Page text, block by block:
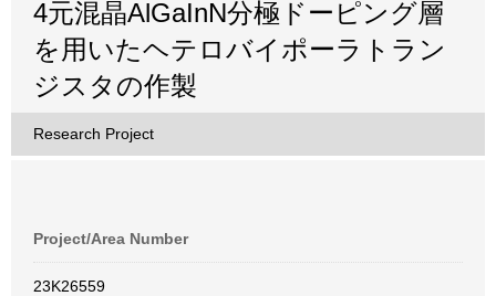
4元混晶AlGaInN分極ドーピング層
を用いたヘテロバイポーラトラン
ジスタの作製
Research Project
Project/Area Number
23K26559